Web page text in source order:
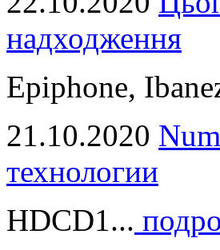
надходження
Epiphone,
21.10.2020
технологии
HDCD1...